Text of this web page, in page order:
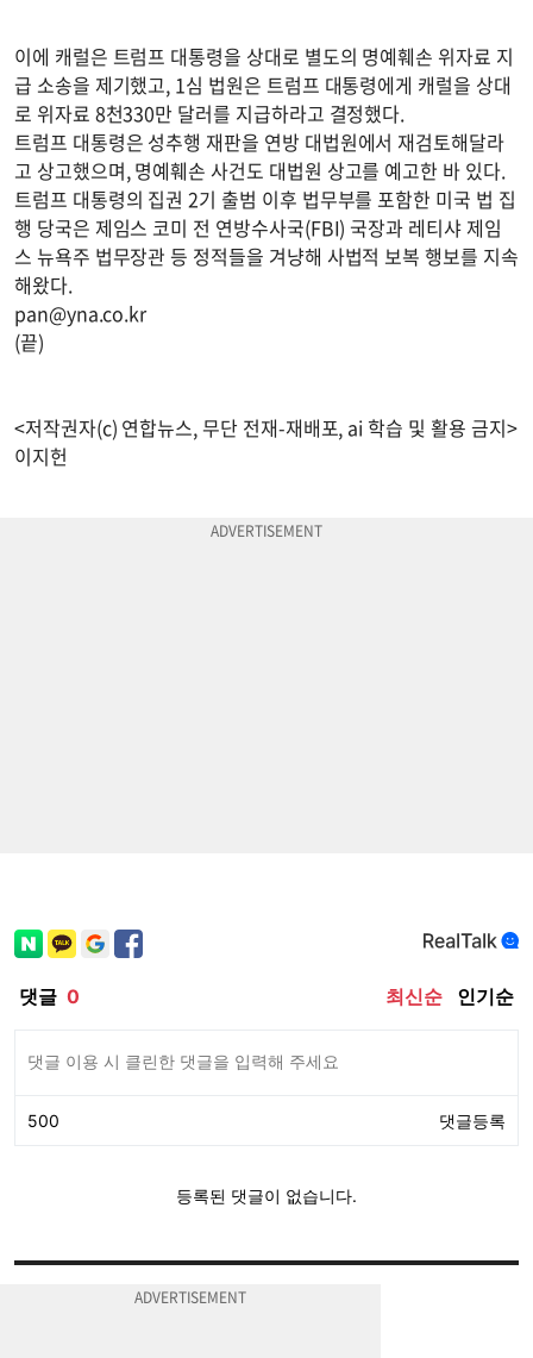
이에 캐럴은 트럼프 대통령을 상대로 별도의 명예훼손 위자료 지
급 소송을 제기했고, 1심 법원은 트럼프 대통령에게 캐럴을 상대
로 위자료 8천330만 달러를 지급하라고 결정했다.
트럼프 대통령은 성추행 재판을 연방 대법원에서 재검토해달라
고 상고했으며, 명예훼손 사건도 대법원 상고를 예고한 바 있다.
트럼프 대통령의 집권 2기 출범 이후 법무부를 포함한 미국 법 집
행 당국은 제임스 코미 전 연방수사국(FBI) 국장과 레티샤 제임
스 뉴욕주 법무장관 등 정적들을 겨냥해 사법적 보복 행보를 지속
해왔다.
pan@yna.co.kr
(끝)
<저작권자(c) 연합뉴스, 무단 전재-재배포, ai 학습 및 활용 금지>
이지헌